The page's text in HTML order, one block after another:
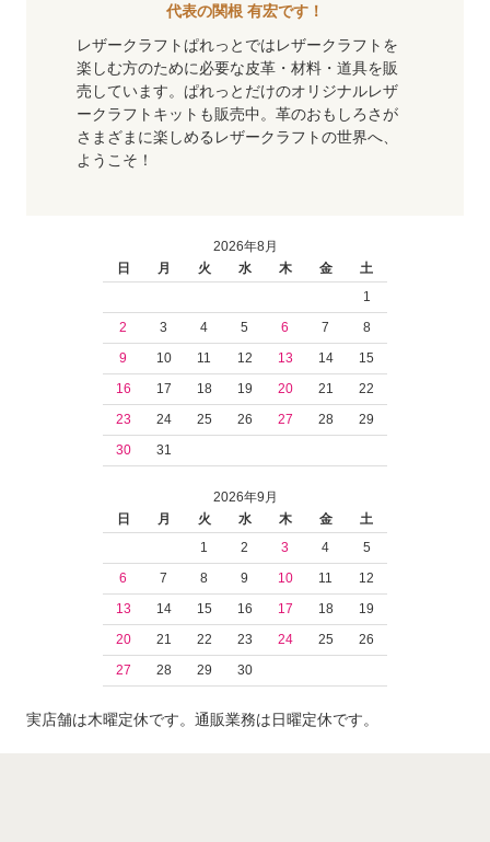
代表の関根 有宏です！
レザークラフトぱれっとではレザークラフトを
楽しむ方のために必要な皮革・材料・道具を販
売しています。ぱれっとだけのオリジナルレザ
ークラフトキットも販売中。革のおもしろさが
さまざまに楽しめるレザークラフトの世界へ、
ようこそ！
2026年8月
日
月 火 水 木 金
土
1
2
3 4 5 6 7
8
9
10 11 12 13 14
15
16
17 18 19 20 21
22
23
24 25 26 27 28
29
30
31
2026年9月
日
月 火 水 木 金
土
1
2 3 4
5
6
7 8 9 10 11
12
13
14 15 16 17 18
19
20
21 22 23 24 25
26
27
28 29 30
実店舗は木曜定休です。通販業務は日曜定休です。